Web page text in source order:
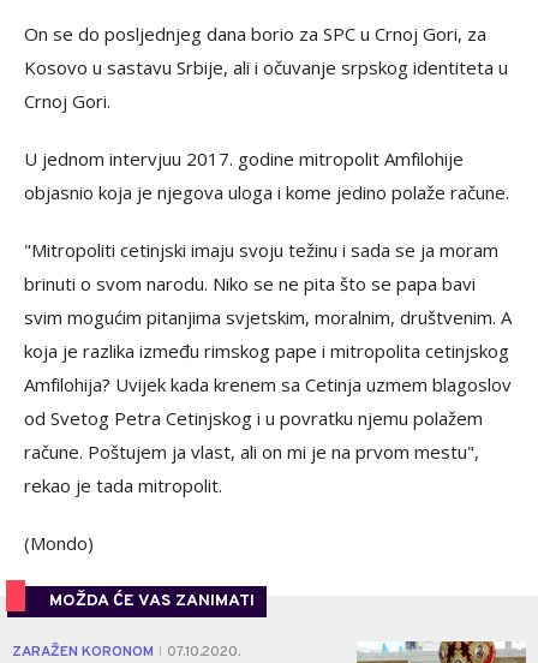
On se do posljednjeg dana borio za SPC u Crnoj Gori, za
Kosovo u sastavu Srbije, ali i očuvanje srpskog identiteta u
Crnoj Gori.
U jednom intervjuu 2017. godine mitropolit Amfilohije
objasnio koja je njegova uloga i kome jedino polaže račune.
"Mitropoliti cetinjski imaju svoju težinu i sada se ja moram
brinuti o svom narodu. Niko se ne pita što se papa bavi
svim mogućim pitanjima svjetskim, moralnim, društvenim. A
koja je razlika između rimskog pape i mitropolita cetinjskog
Amfilohija? Uvijek kada krenem sa Cetinja uzmem blagoslov
od Svetog Petra Cetinjskog i u povratku njemu polažem
račune. Poštujem ja vlast, ali on mi je na prvom mestu",
rekao je tada mitropolit.
(Mondo)
MOŽDA ĆE VAS ZANIMATI
ZARAŽEN KORONOM 07.10.2020. 0